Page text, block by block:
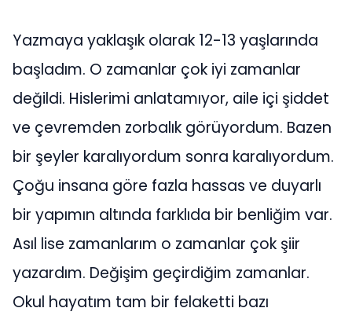
Yazmaya yaklaşık olarak 12-13 yaşlarında
başladım. O zamanlar çok iyi zamanlar
değildi. Hislerimi anlatamıyor, aile içi şiddet
ve çevremden zorbalık görüyordum. Bazen
bir şeyler karalıyordum sonra karalıyordum.
Çoğu insana göre fazla hassas ve duyarlı
bir yapımın altında farklıda bir benliğim var.
Asıl lise zamanlarım o zamanlar çok şiir
yazardım. Değişim geçirdiğim zamanlar.
Okul hayatım tam bir felaketti bazı